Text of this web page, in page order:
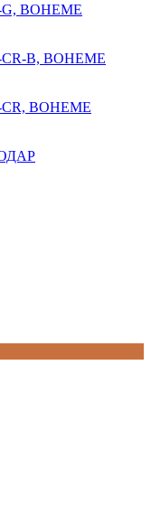
G, BOHEME
CR-B, BOHEME
CR, BOHEME